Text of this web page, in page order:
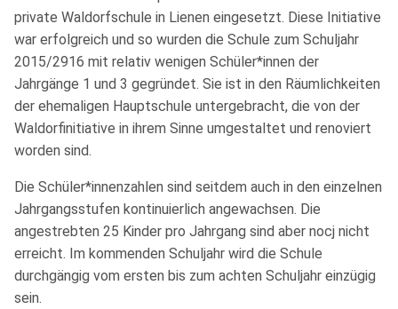
private Waldorfschule in Lienen eingesetzt. Diese Initiative
war erfolgreich und so wurden die Schule zum Schuljahr
2015/2916 mit relativ wenigen Schüler*innen der
Jahrgänge 1 und 3 gegründet. Sie ist in den Räumlichkeiten
der ehemaligen Hauptschule untergebracht, die von der
Waldorfinitiative in ihrem Sinne umgestaltet und renoviert
worden sind.
Die Schüler*innenzahlen sind seitdem auch in den einzelnen
Jahrgangsstufen kontinuierlich angewachsen. Die
angestrebten 25 Kinder pro Jahrgang sind aber nocj nicht
erreicht. Im kommenden Schuljahr wird die Schule
durchgängig vom ersten bis zum achten Schuljahr einzügig
sein.